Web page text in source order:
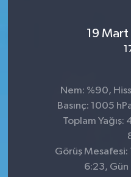
19
Nem: %90,
Basınç: 1005
Toplam Yağış:
Görüş Mesafesi:
6:23, Gün